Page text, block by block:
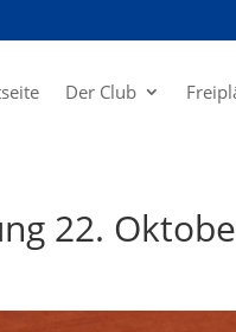
Der Club
22.